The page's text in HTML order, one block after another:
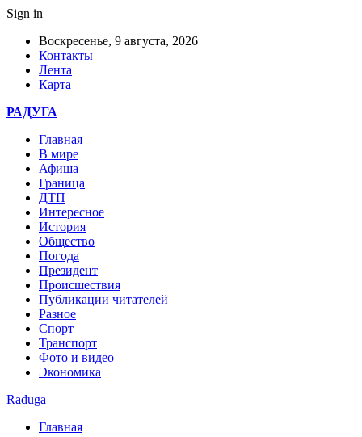
Sign in
Воскресенье, 9 августа, 2026
Контакты
Лента
Карта
РАДУГА
Главная
В мире
Афиша
Граница
ДТП
Интересное
История
Общество
Погода
Президент
Происшествия
Публикации читателей
Разное
Спорт
Транспорт
Фото и видео
Экономика
Raduga
Главная